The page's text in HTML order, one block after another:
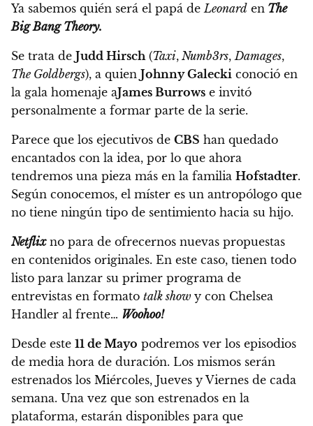
Ya sabemos quién será el papá de Leonard en The
Big Bang Theory.
Se trata de Judd Hirsch (Taxi, Numb3rs, Damages,
The Goldbergs), a quien Johnny Galecki conoció en
la gala homenaje aJames Burrows e invitó
personalmente a formar parte de la serie.
Parece que los ejecutivos de CBS han quedado
encantados con la idea, por lo que ahora
tendremos una pieza más en la familia Hofstadter.
Según conocemos, el míster es un antropólogo que
no tiene ningún tipo de sentimiento hacia su hijo.
Netflixno para de ofrecernos nuevas propuestas
en contenidos originales. En este caso, tienen todo
listo para lanzar su primer programa de
entrevistas en formato talk show y con Chelsea
Handler al frente… Woohoo!
Desde este 11 de Mayo podremos ver los episodios
de media hora de duración. Los mismos serán
estrenados los Miércoles, Jueves y Viernes de cada
semana. Una vez que son estrenados en la
plataforma, estarán disponibles para que